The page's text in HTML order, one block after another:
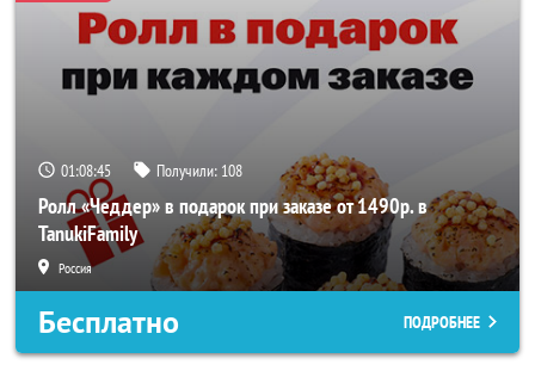
01:08:44 Получили: 108
Ролл «Чеддер» в подарок при заказе от 1490р. в
TanukiFamily
Россия
Бесплатно ПОДРОБНЕЕ